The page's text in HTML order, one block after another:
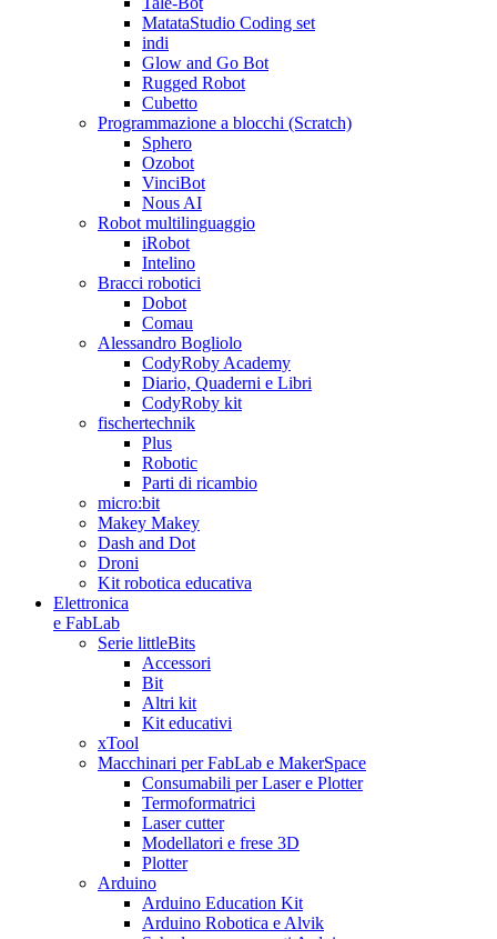
MatataStudio Coding set
indi
Glow and Go Bot
Rugged Robot
Cubetto
Programmazione a blocchi (Scratch)
Sphero
Ozobot
VinciBot
Nous AI
Robot multilinguaggio
iRobot
Intelino
Bracci robotici
Dobot
Comau
Alessandro Bogliolo
CodyRoby Academy
Diario, Quaderni e Libri
CodyRoby kit
fischertechnik
Plus
Robotic
Parti di ricambio
micro:bit
Makey Makey
Dash and Dot
Droni
Kit robotica educativa
Elettronica
e FabLab
Serie littleBits
Accessori
Bit
Altri kit
Kit educativi
xTool
Macchinari per FabLab e MakerSpace
Consumabili per Laser e Plotter
Termoformatrici
Laser cutter
Modellatori e frese 3D
Plotter
Arduino
Arduino Education Kit
Arduino Robotica e Alvik